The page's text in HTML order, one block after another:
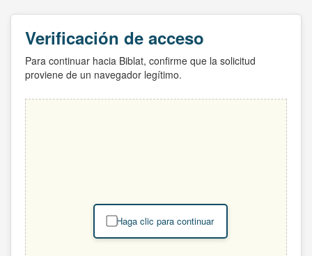
Verificación de acceso
Para continuar hacia Biblat, confirme que la solicitud
proviene de un navegador legítimo.
Haga clic para continuar